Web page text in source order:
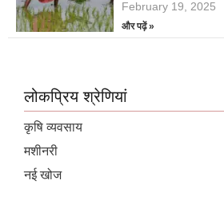
February 19, 2025
और पढ़ें »
लोकप्रिय श्रेणियां
कृषि व्यवसाय
मशीनरी
नई खोज